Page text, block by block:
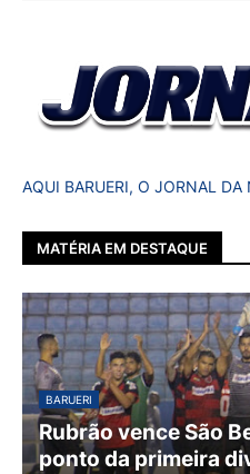
AQUI BARUERI, O JORNAL DA
MATÉRIA EM DESTAQUE
BARUERI
Rubrão vence São
ponto da primeira